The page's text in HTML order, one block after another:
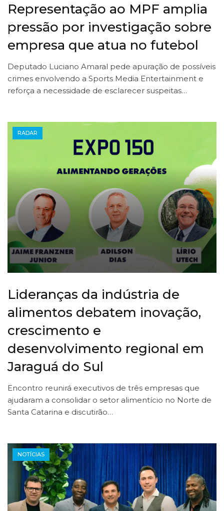
Representação ao MPF amplia
pressão por investigação sobre
empresa que atua no futebol
Deputado Luciano Amaral pede apuração de possíveis
crimes envolvendo a Sports Media Entertainment e
reforça a necessidade de esclarecer suspeitas…
RADAR
Lideranças da indústria de
alimentos debatem inovação,
crescimento e
desenvolvimento regional em
Jaraguá do Sul
Encontro reunirá executivos de três empresas que
ajudaram a consolidar o setor alimentício no Norte de
Santa Catarina e discutirão…
NOTÍCIAS